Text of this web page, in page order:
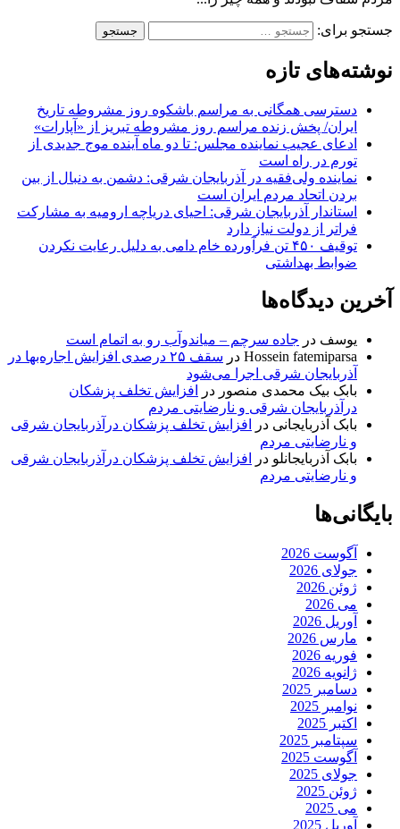
جستجو برای:
نوشته‌های تازه
دسترسی همگانی به مراسم باشکوه روز مشروطه تاریخ
ایران/ پخش زنده مراسم روز مشروطه تبریز از «آپارات»
ادعای عجیب نماینده مجلس: تا دو ماه آینده موج جدیدی از
تورم در راه است
نماینده ولی‌فقیه در آذربایجان شرقی: دشمن به دنبال از بین
بردن اتحاد مردم ایران است
استاندار آذربایجان شرقی: احیای دریاچه ارومیه به مشارکت
فراتر از دولت نیاز دارد
توقیف ۴۵۰ تن فرآورده خام دامی به دلیل رعایت نکردن
ضوابط بهداشتی
آخرین دیدگاه‌ها
یوسف در جاده سرچم – میاندوآب رو به اتمام است
Hossein fatemiparsa در
سقف ۲۵ درصدی افزایش اجاره‌بها در
آذربایجان شرقی اجرا می‌شود
بابک بیک محمدی منصور در
افزایش تخلف پزشکان
درآذربایجان شرقی و نارضایتی مردم
بابک آذربایجانی در
افزایش تخلف پزشکان درآذربایجان شرقی
و نارضایتی مردم
بابک آذربایجانلو در
افزایش تخلف پزشکان درآذربایجان شرقی
و نارضایتی مردم
بایگانی‌ها
آگوست 2026
جولای 2026
ژوئن 2026
می 2026
آوریل 2026
مارس 2026
فوریه 2026
ژانویه 2026
دسامبر 2025
نوامبر 2025
اکتبر 2025
سپتامبر 2025
آگوست 2025
جولای 2025
ژوئن 2025
می 2025
آوریل 2025